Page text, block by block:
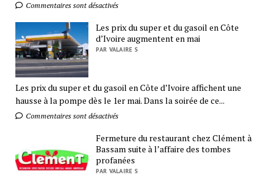
Commentaires sont désactivés
Les prix du super et du gasoil en Côte
d’Ivoire augmentent en mai
PAR VALAIRE S
Les prix du super et du gasoil en Côte d’Ivoire affichent une
hausse à la pompe dès le 1er mai. Dans la soirée de ce...
Commentaires sont désactivés
Fermeture du restaurant chez Clément à
Bassam suite à l’affaire des tombes
profanées
PAR VALAIRE S